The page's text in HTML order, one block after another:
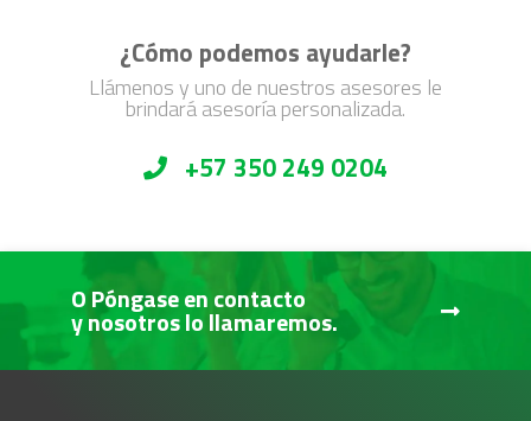
¿Cómo podemos ayudarle?
Llámenos y uno de nuestros asesores le
brindará asesoría personalizada.
+57 350 249 0204
O Póngase en contacto
y nosotros lo llamaremos.